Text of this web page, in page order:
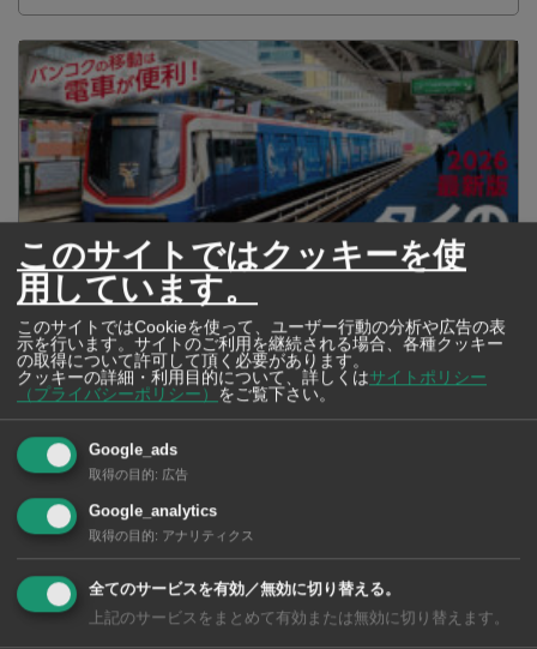
2026年版 タイの鉄道事情 電車でGO！
このサイトではクッキーを使
用しています。
このサイトではCookieを使って、ユーザー行動の分析や広告の表
示を行います。サイトのご利用を継続される場合、各種クッキー
の取得について許可して頂く必要があります。
クッキーの詳細・利用目的について、詳しくはサイトポリシー
（プライバシーポリシー）
をご覧下さい。
Google_ads
取得の目的: 広告
Google_analytics
取得の目的: アナリティクス
全てのサービスを有効／無効に切り替える。
上記のサービスをまとめて有効または無効に切り替えます。